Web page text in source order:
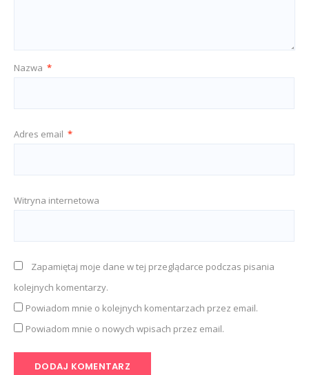
Nazwa *
Adres email *
Witryna internetowa
Zapamiętaj moje dane w tej przeglądarce podczas pisania
kolejnych komentarzy.
Powiadom mnie o kolejnych komentarzach przez email.
Powiadom mnie o nowych wpisach przez email.